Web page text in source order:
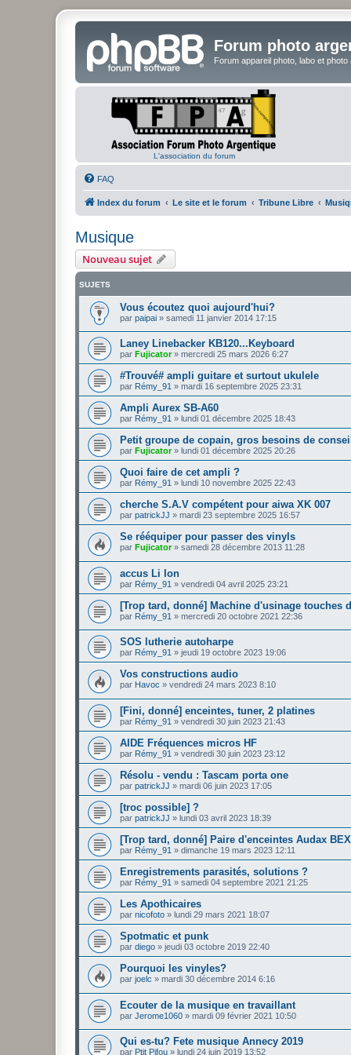
Forum photo
Forum appareil photo, labo et photo
L'association du forum
FAQ
Index du forum Le site et le forum Tribune Libre
Musique
Nouveau sujet
SUJETS
Vous écoutez quoi aujourd'hui?
par paipai » samedi 11 janvier 2014 17:15
Laney Linebacker KB120...Keyboard
par Fujicator» mercredi 25 mars 2026 6:27
#Trouvé# ampli guitare et surtout ukulele
par Rémy_91 » mardi 16 septembre 2025 23:31
Ampli Aurex SB-A60
par Rémy_91 » lundi 01 décembre 2025 18:43
Petit groupe de copain, gros besoins de
par Fujicator» lundi 01 décembre 2025 20:26
Quoi faire de cet ampli ?
par Rémy_91 » lundi 10 novembre 2025 22:43
cherche S.A.V compétent pour aiwa XK 007
par patrickJJ » mardi 23 septembre 2025 16:57
Se rééquiper pour passer des vinyls
par Fujicator» samedi 28 décembre 2013 11:28
accus Li Ion
par Rémy_91 » vendredi 04 avril 2025 23:21
[Trop tard, donné] Machine d'usinage touches
par Rémy_91 » mercredi 20 octobre 2021 22:36
SOS lutherie autoharpe
par Rémy_91 » jeudi 19 octobre 2023 19:06
Vos constructions audio
par Havoc » vendredi 24 mars 2023 8:10
[Fini, donné] enceintes, tuner, 2 platines
par Rémy_91 » vendredi 30 juin 2023 21:43
AIDE Fréquences micros HF
par Rémy_91 » vendredi 30 juin 2023 23:12
Résolu - vendu : Tascam porta one
par patrickJJ » mardi 06 juin 2023 17:05
[troc possible] ?
par patrickJJ » lundi 03 avril 2023 18:39
[Trop tard, donné] Paire d'enceintes Audax
par Rémy_91 » dimanche 19 mars 2023 12:11
Enregistrements parasités, solutions ?
par Rémy_91 » samedi 04 septembre 2021 21:25
Les Apothicaires
par nicofoto » lundi 29 mars 2021 18:07
Spotmatic et punk
par diego » jeudi 03 octobre 2019 22:40
Pourquoi les vinyles?
par joelc » mardi 30 décembre 2014 6:16
Ecouter de la musique en travaillant
par Jerome1060 » mardi 09 février 2021 10:50
Qui es-tu? Fete musique Annecy 2019
par Ptit Pifou » lundi 24 juin 2019 13:52